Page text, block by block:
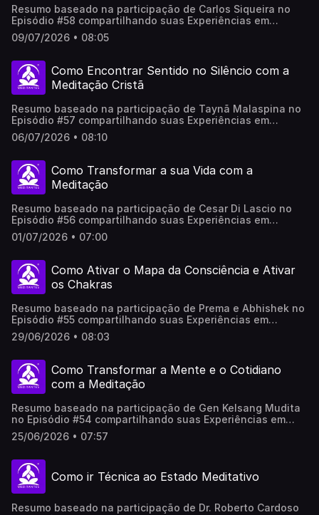
Resumo baseado na participação de Carlos Siqueira no
Episódio #58 compartilhando suas Experiências em
Meditação no Meditantes PodCast. ..Este vídeo foi
produzido com apoio de sistemas de Inteligência
representa necessariamente em 100% a opinião do(a/as)
participantes.
09/07/2026 • 08:05
Como Encontrar Sentido no Silêncio com a
Meditação Cristã
Resumo baseado na participação de Taynã Malaspina no
Episódio #57 compartilhando suas Experiências em
Meditação no Meditantes PodCast. ..Este vídeo foi
produzido com apoio de sistemas de Inteligência
representa necessariamente em 100% a opinião do(a/as)
participantes.
06/07/2026 • 08:10
Como Transformar a sua Vida com a
Meditação
Resumo baseado na participação de Cesar Di Lascio no
Episódio #56 compartilhando suas Experiências em
Meditação no Meditantes PodCast. ..Este vídeo foi
produzido com apoio de sistemas de Inteligência
representa necessariamente em 100% a opinião do(a/as)
participantes.
01/07/2026 • 07:00
Como Ativar o Mapa da Consciência e Ativar
os Chakras
Resumo baseado na participação de Prema e Abhishek no
Episódio #55 compartilhando suas Experiências em
Meditação no Meditantes PodCast. .Este vídeo foi
produzido com apoio de sistemas de Inteligência
representa necessariamente em 100% a opinião do(a/as)
participantes.
29/06/2026 • 08:03
Como Transformar a Mente e o Cotidiano
com a Meditação
Resumo baseado na participação de Gen Kelsang Mudita
no Episódio #54 compartilhando suas Experiências em
Meditação no Meditantes PodCast. .Este vídeo foi
produzido com apoio de Inteligência Artificial, revisado e
necessariamente em 100% a opinião do(a/as)
participantes.
25/06/2026 • 07:57
Como ir Técnica ao Estado Meditativo
Resumo baseado na participação de Dr. Roberto Cardoso